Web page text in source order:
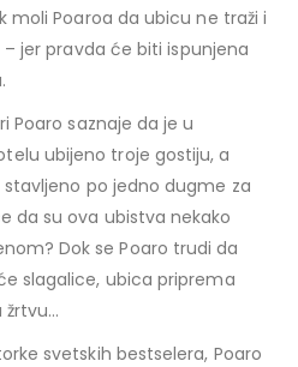
moli Poaroa da ubicu ne traži i
jer pravda će biti ispunjena
Poaro saznaje da je u
ubijeno troje gostiju, a
po jedno dugme za
da su ova ubistva nekako
Dok se Poaro trudi da
slagalice, ubica priprema
žrtvu…
svetskih bestselera, Poaro